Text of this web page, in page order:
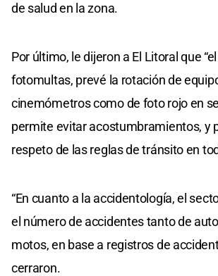
de salud en la zona.
Por último, le dijeron a El Litoral que
fotomultas, prevé la rotación de
cinemómetros como de foto rojo en
permite evitar acostumbramientos, y
respeto de las reglas de tránsito en
“En cuanto a la accidentología, el
el número de accidentes tanto de
motos, en base a registros de
cerraron.